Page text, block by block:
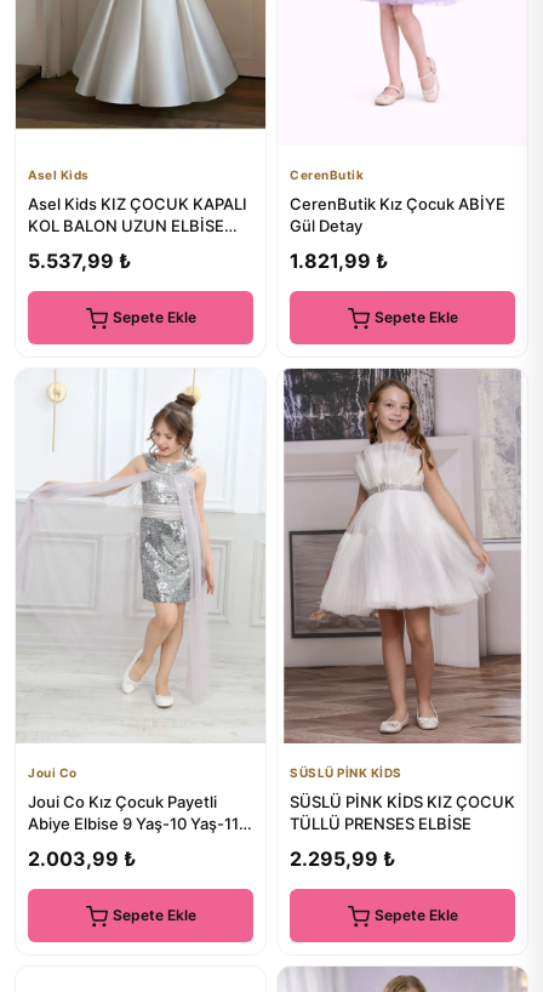
Asel Kids
Asel Kids KIZ ÇOCUK KAPALI
KOL BALON UZUN ELBİSE
5.537,99 ₺
Sepete Ekle
CerenButik
CerenButik Kız Çocuk ABİYE
Gül Detay
1.821,99 ₺
Sepete Ekle
Joui Co
Joui Co Kız Çocuk Payetli
Abiye Elbise 9 Yaş-10 Yaş-11
2.003,99 ₺
Sepete Ekle
SÜSLÜ PİNK KİDS
SÜSLÜ PİNK KİDS KIZ ÇOCUK
TÜLLÜ PRENSES ELBİSE
2.295,99 ₺
Sepete Ekle